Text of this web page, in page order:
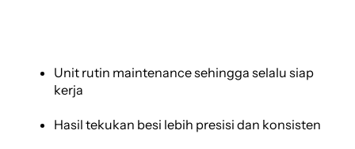
Unit rutin maintenance sehingga selalu siap
kerja
Hasil tekukan besi lebih presisi dan konsisten